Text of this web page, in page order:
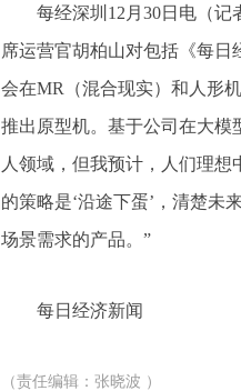
每经深圳12月30日电（记
席运营官胡柏山对包括《每日
会在MR（混合现实）和人形
推出原型机。基于公司在大模
人领域，但我预计，人们理
的策略是‘沿途下蛋’，清楚未
场景需求的产品。”
每日经济新闻
（责任编辑：张晓波 ）